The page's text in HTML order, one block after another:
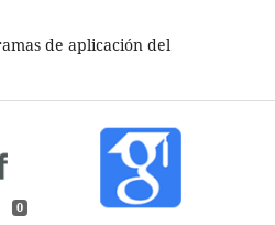
de aplicación del
0